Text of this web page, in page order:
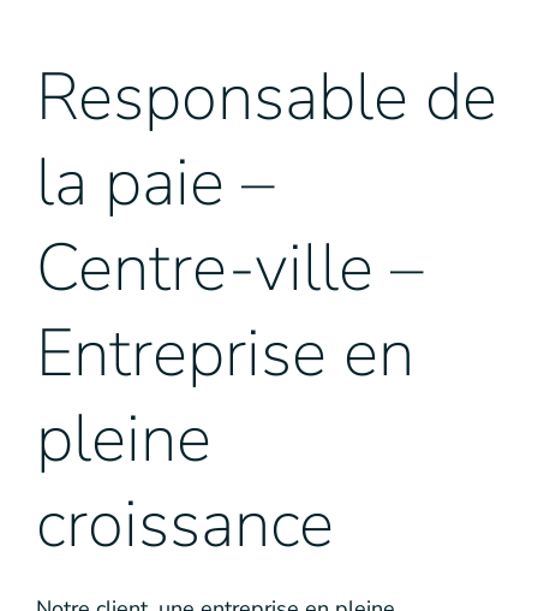
Responsable de
la paie –
Centre-ville –
Entreprise en
pleine
croissance